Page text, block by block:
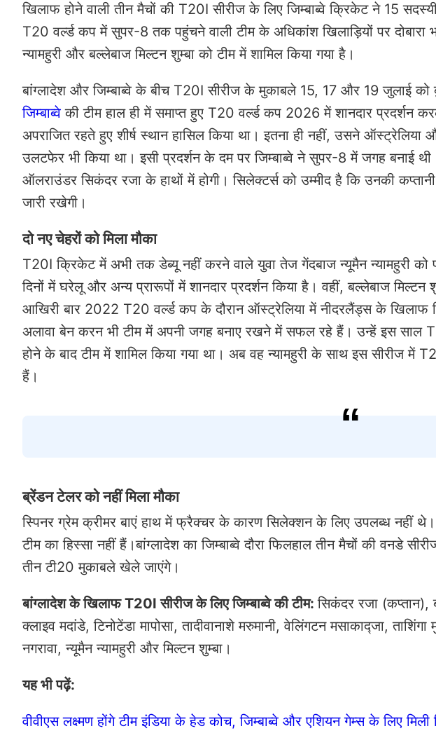
खिलाफ होने वाली तीन मैचों की T20I सीरीज के लिए जिम्बाब्वे क्रिकेट ने 15
T20 वर्ल्ड कप में सुपर-8 तक पहुंचने वाली टीम के अधिकांश खिलाड़ियों पर दोबारा
न्यामहुरी और बल्लेबाज मिल्टन शुम्बा को टीम में शामिल किया गया है।
बांग्लादेश और जिम्बाब्वे के बीच T20I सीरीज के मुकाबले 15, 17 और 19 जुलाई को
जिम्बाब्वे की टीम हाल ही में समाप्त हुए T20 वर्ल्ड कप 2026 में शानदार प्रदर्शन
अपराजित रहते हुए शीर्ष स्थान हासिल किया था। इतना ही नहीं, उसने
उलटफेर भी किया था। इसी प्रदर्शन के दम पर जिम्बाब्वे ने सुपर-8 में जगह बनाई
ऑलराउंडर सिकंदर रजा के हाथों में होगी। सिलेक्टर्स को उम्मीद है कि उनकी
जारी रखेगी।
दो नए चेहरों को मिला मौका
T20I क्रिकेट में अभी तक डेब्यू नहीं करने वाले युवा तेज गेंदबाज न्यूमैन न्यामहुरी को
दिनों में घरेलू और अन्य प्रारूपों में शानदार प्रदर्शन किया है। वहीं, बल्लेबाज मिल्टन
आखिरी बार 2022 T20 वर्ल्ड कप के दौरान ऑस्ट्रेलिया में नीदरलैंड्स के
अलावा बेन करन भी टीम में अपनी जगह बनाए रखने में सफल रहे हैं। उन्हें इस साल
होने के बाद टीम में शामिल किया गया था। अब वह न्यामहुरी के साथ इस सीरीज में
हैं।
ब्रेंडन टेलर को नहीं मिला मौका
स्पिनर ग्रेम क्रीमर बाएं हाथ में फ्रैक्चर के कारण सिलेक्शन के लिए उपलब्ध नहीं
टीम का हिस्सा नहीं हैं।बांग्लादेश का जिम्बाब्वे दौरा फिलहाल तीन मैचों की वनडे
तीन टी20 मुकाबले खेले जाएंगे।
बांग्लादेश के खिलाफ T20I सीरीज के लिए जिम्बाब्वे की टीम:सिकंदर रजा (कप्तान),
क्लाइव मदांडे, टिनोटेंडा मापोसा, तादीवानाशे मरुमानी, वेलिंगटन मसाकाद्जा, ताशिंगा
नगरावा, न्यूमैन न्यामहुरी और मिल्टन शुम्बा।
यह भी पढ़ें:
वीवीएस लक्ष्मण होंगे टीम इंडिया के हेड कोच, जिम्बाब्वे और एशियन गेम्स के लिए मिली